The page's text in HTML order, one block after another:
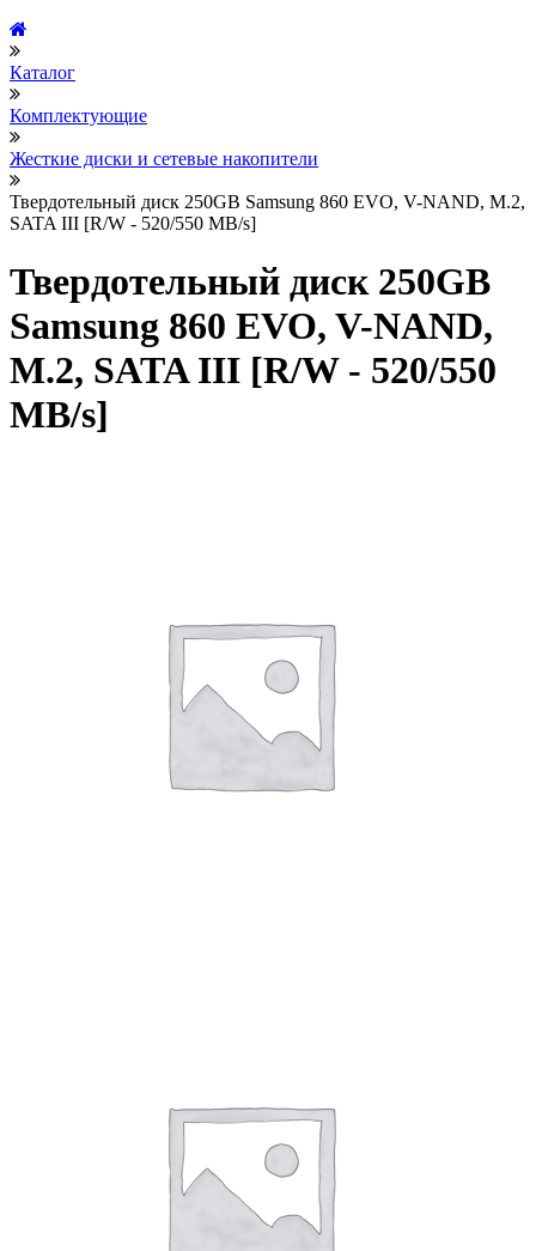
Каталог
Комплектующие
Жесткие диски и сетевые накопители
Твердотельный диск 250GB Samsung 860 EVO, V-NAND, M.2,
SATA III [R/W - 520/550 MB/s]
Твердотельный диск 250GB
Samsung 860 EVO, V-NAND,
M.2, SATA III [R/W - 520/550
MB/s]